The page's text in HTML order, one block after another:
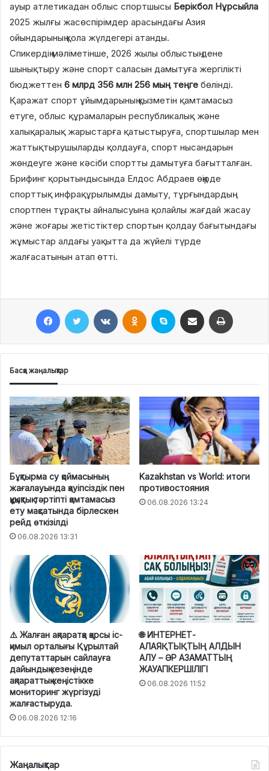
ауыр атлетикадан облыс спортшысы Берікбол Нұрсыйла
2025 жылғы жасөспірімдер арасындағы Азия
ойындарының қола жүлдегері атанды.
Спикердің мәліметінше, 2026 жылы облыстың дене
шынықтыру және спорт саласын дамытуға жергілікті
бюджеттен 6 млрд 356 млн 256 мың теңге бөлінді.
Қаражат спорт ұйымдарының қызметін қамтамасыз
етуге, облыс құрамаларын республикалық және
халықаралық жарыстарға қатыстыруға, спортшылар мен
жаттықтырушыларды қолдауға, спорт нысандарын
жөндеуге және кәсіби спортты дамытуға бағытталған.
Брифинг қорытындысында Елдос Абдраев өңірде
спорттық инфрақұрылымды дамыту, тұрғындардың
спортпен тұрақты айналысуына қолайлы жағдай жасау
және жоғары жетістіктер спортын қолдау бағытындағы
жұмыстар алдағы уақытта да жүйелі түрде
жалғасатынын атап өтті.
Басқа жаңалықтар
Бұқтырма су қоймасының
жағалауында қауіпсіздік пен
құқықтық тәртіпті қамтамасыз
ету мақсатында бірлескен
рейд өткізілді
06.08.2026 13:31
Kazakhstan vs World: итоги
противостояния
06.08.2026 13:24
⚠️ Жалған ақпаратқа қарсы іс-
қимыл орталығы Құрылтай
депутаттарын сайлауға
дайындық кезеңінде
ақпараттық кеңістікке
мониторинг жүргізуді
жалғастыруда.
06.08.2026 12:16
🌐 ИНТЕРНЕТ-
АЛАЯҚТЫҚТЫҢ АЛДЫН
АЛУ – ӘР АЗАМАТТЫҢ
ЖАУАПКЕРШІЛІГІ
06.08.2026 11:52
Жаңалықтар